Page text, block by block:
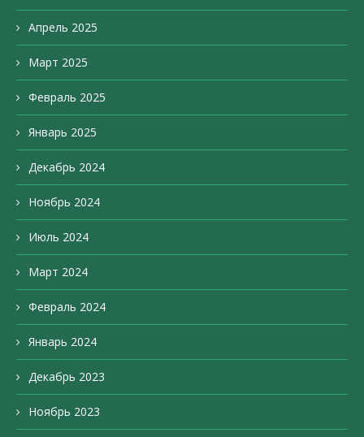
Апрель 2025
Март 2025
Февраль 2025
Январь 2025
Декабрь 2024
Ноябрь 2024
Июль 2024
Март 2024
Февраль 2024
Январь 2024
Декабрь 2023
Ноябрь 2023